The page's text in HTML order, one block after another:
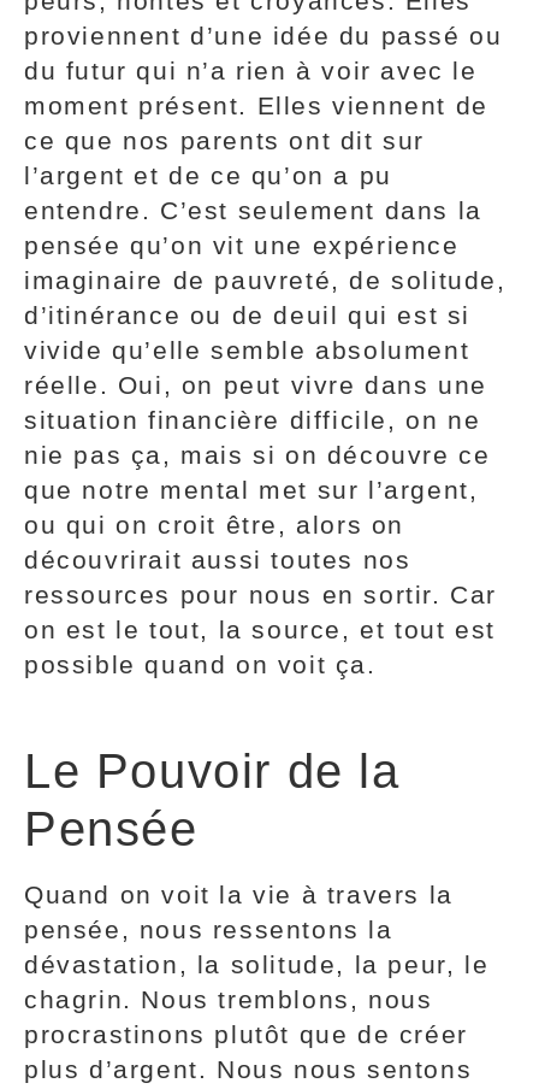
proviennent d’une idée du passé ou
du futur qui n’a rien à voir avec le
moment présent. Elles viennent de
ce que nos parents ont dit sur
l’argent et de ce qu’on a pu
entendre. C’est seulement dans la
pensée qu’on vit une expérience
imaginaire de pauvreté, de solitude,
d’itinérance ou de deuil qui est si
vivide qu’elle semble absolument
réelle. Oui, on peut vivre dans une
situation financière difficile, on ne
nie pas ça, mais si on découvre ce
que notre mental met sur l’argent,
ou qui on croit être, alors on
découvrirait aussi toutes nos
ressources pour nous en sortir. Car
on est le tout, la source, et tout est
possible quand on voit ça.
Le Pouvoir de la
Pensée
Quand on voit la vie à travers la
pensée, nous ressentons la
dévastation, la solitude, la peur, le
chagrin. Nous tremblons, nous
procrastinons plutôt que de créer
plus d’argent. Nous nous sentons